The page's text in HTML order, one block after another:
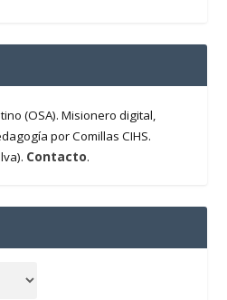
(OSA). Misionero digital,
por Comillas CIHS.
Contacto.